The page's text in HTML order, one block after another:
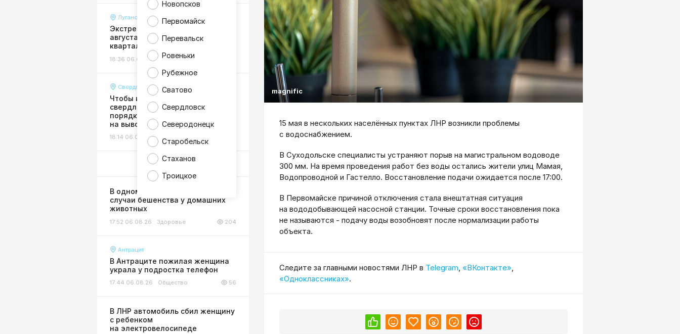
Новопсков
Первомайск
Перевальск
Ровеньки
Рубежное
Сватово
Свердловск
Северодонецк
Старобельск
Стаханов
Троицкое
Луганск
Экстренное отключение воды 6
августа затронуло многие
кварталы и улицы Луганска
18:36 06.08.26 Жизнь
Свердловск
Чтобы избежать долгов:
свердловчан призвали в срочном
порядке оформить договоры
на вывоз мусора
18:14 06.08.26 Жизнь
В одном из районов ЛНР выявили
случаи бешенства у домашних
животных
17:52 06.08.26 Здоровье 204
Антрацит
В Антраците пожилая женщина
украла у подростка телефон
17:44 06.08.26 Общество 56
В ЛНР автомобиль сбил женщину
с ребенком
на электровелосипеде
magnific
15 мая в нескольких населённых пунктах ЛНР возникли проблемы
с водоснабжением.
В Суходольске специалисты устраняют порыв на магистральном водоводе
300 мм. На время проведения работ без воды остались жители улиц Мамая,
Водопроводной и Гастелло. Восстановление подачи ожидается после 17:00.
В Первомайске причиной отключения стала внештатная ситуация
на вододобывающей насосной станции. Точные сроки восстановления пока
не называются - подачу воды возобновят после нормализации работы
объекта.
Cледите за главными новостями ЛНР в Telegram «ВКонтакте»
«Одноклассниках».